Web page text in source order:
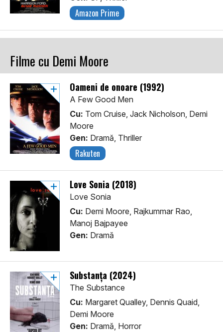
Amazon Prime
Filme cu Demi Moore
Oameni de onoare (1992)
A Few Good Men
Cu: Tom Cruise, Jack Nicholson, Demi
Moore
Gen: Dramă, Thriller
Rakuten
Love Sonia (2018)
Love Sonia
Cu: Demi Moore, Rajkummar Rao,
Manoj Bajpayee
Gen: Dramă
Substanța (2024)
The Substance
Cu: Margaret Qualley, Dennis Quaid,
Demi Moore
Gen: Dramă, Horror